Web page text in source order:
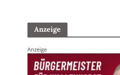
Anzeige
Anzeige